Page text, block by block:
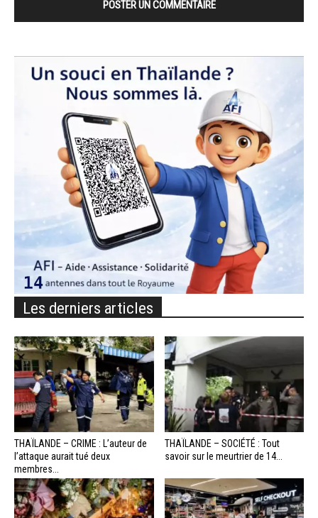
Les derniers articles
THAÏLANDE – CRIME : L’auteur de
l’attaque aurait tué deux
membres...
THAÏLANDE – SOCIÉTÉ : Tout
savoir sur le meurtrier de 14...